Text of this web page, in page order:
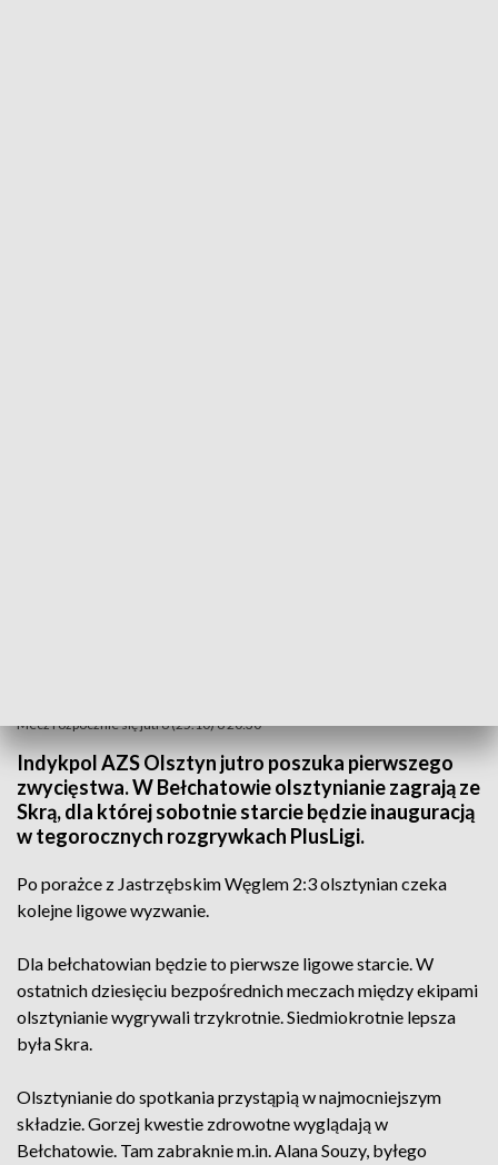
Mecz rozpocznie się jutro (25.10) o 20:30
Indykpol AZS Olsztyn jutro poszuka pierwszego
zwycięstwa. W Bełchatowie olsztynianie zagrają ze
Skrą, dla której sobotnie starcie będzie inauguracją
w tegorocznych rozgrywkach PlusLigi.
Po porażce z Jastrzębskim Węglem 2:3 olsztynian czeka
kolejne ligowe wyzwanie.
Dla bełchatowian będzie to pierwsze ligowe starcie. W
ostatnich dziesięciu bezpośrednich meczach między ekipami
olsztynianie wygrywali trzykrotnie. Siedmiokrotnie lepsza
była Skra.
Olsztynianie do spotkania przystąpią w najmocniejszym
składzie. Gorzej kwestie zdrowotne wyglądają w
Bełchatowie. Tam zabraknie m.in. Alana Souzy, byłego